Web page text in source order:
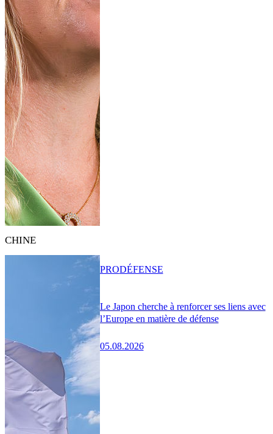
CHINE
Le Japon cherche à renforcer ses liens avec
l’Europe en matière de défense
05.08.2026
PRODÉFENSE